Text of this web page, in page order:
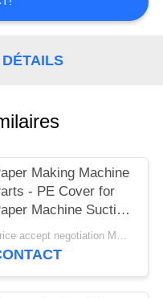
Making Machine
- PE Cover for
Machine Suction
Price accept negotiation MOQ:1 jeu